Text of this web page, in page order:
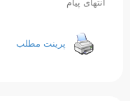
انتهای پیام
پرینت مطلب